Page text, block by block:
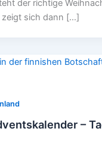
der richtige
zeigt sich dann […]
–